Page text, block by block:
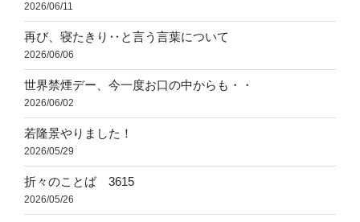
2026/06/11
再び、寝たきり‥と言う言葉について
2026/06/06
世界禁煙デー、今一度お口の中からも・・
2026/06/02
若隆景やりました！
2026/05/29
折々のことば 3615
2026/05/26